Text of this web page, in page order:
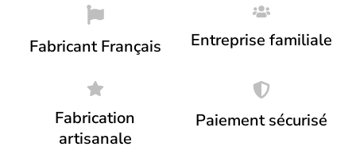
Fabricant Français Entreprise familiale
Fabrication
artisanale
Paiement sécurisé